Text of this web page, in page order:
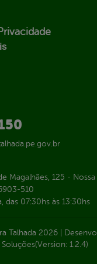
Magalhães, 125 - Nossa
510
das 07:30hs às 13:30hs
Talhada 2026
Soluções(Version: 1.2.4)